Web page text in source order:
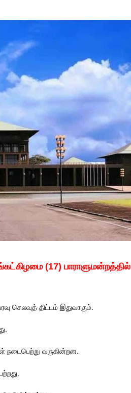
(17) பாராளுமன்றத்தில்
செலவுத் திட்டம் இதுவாகும்.
நடைபெற்று வருகின்றன.